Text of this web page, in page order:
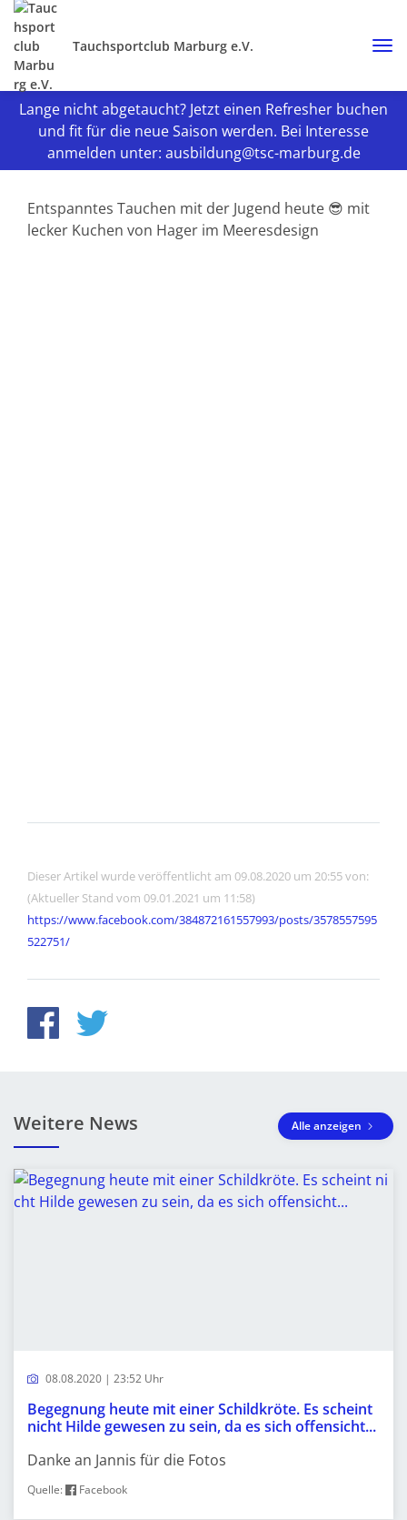
Tauchsportclub Marburg e.V.
Lange nicht abgetaucht? Jetzt einen Refresher buchen
und fit für die neue Saison werden. Bei Interesse
anmelden unter: ausbildung@tsc-marburg.de
Entspanntes Tauchen mit der Jugend heute 😎 mit
lecker Kuchen von Hager im Meeresdesign
Dieser Artikel wurde veröffentlicht am 09.08.2020 um 20:55 von:
(Aktueller Stand vom 09.01.2021 um 11:58)
https://www.facebook.com/384872161557993/posts/3578557595
522751/
Weitere News Alle anzeigen
08.08.2020 | 23:52 Uhr
Begegnung heute mit einer Schildkröte. Es scheint
nicht Hilde gewesen zu sein, da es sich offensicht...
Danke an Jannis für die Fotos
Quelle: Facebook